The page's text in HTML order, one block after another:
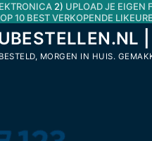
2) UPLOAD JE EIGEN
10 BEST VERKOPENDE
MORGEN IN HUIS.